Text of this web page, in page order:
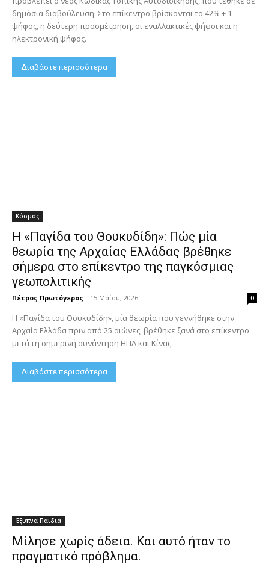
δημόσια διαβούλευση. Στο επίκεντρο βρίσκονται το 42% + 1
ψήφος, η δεύτερη προσμέτρηση, οι εναλλακτικές ψήφοι και η
ηλεκτρονική ψήφος.
Διαβάστε περισσότερα
Κόσμος
Η «Παγίδα του Θουκυδίδη»: Πώς μία
θεωρία της Αρχαίας Ελλάδας βρέθηκε
σήμερα στο επίκεντρο της παγκόσμιας
γεωπολιτικής
Πέτρος Πρωτόγερος - 15 Μαΐου, 2026 0
Η «Παγίδα του Θουκυδίδη», μία θεωρία που γεννήθηκε στην
Αρχαία Ελλάδα πριν από 25 αιώνες, βρέθηκε ξανά στο επίκεντρο
μετά τη σημερινή συνάντηση ΗΠΑ και Κίνας.
Διαβάστε περισσότερα
Έξυπνα Παιδιά
Μίλησε χωρίς άδεια. Και αυτό ήταν το
πραγματικό πρόβλημα.